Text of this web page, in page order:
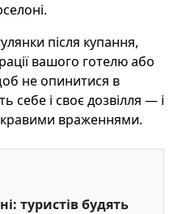
після купання,
вашого готелю або
не опинитися в
себе і своє дозвілля — і
враженнями.
туристів будять